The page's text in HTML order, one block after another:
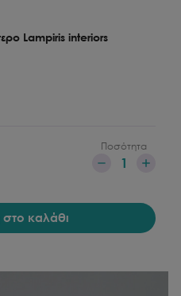
Lampiris interiors
Ποσότητα
1
καλάθι